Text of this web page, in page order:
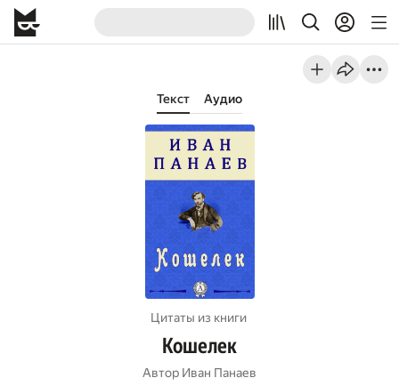
Текст Аудио
Цитаты из книги
Кошелек
Автор Иван Панаев